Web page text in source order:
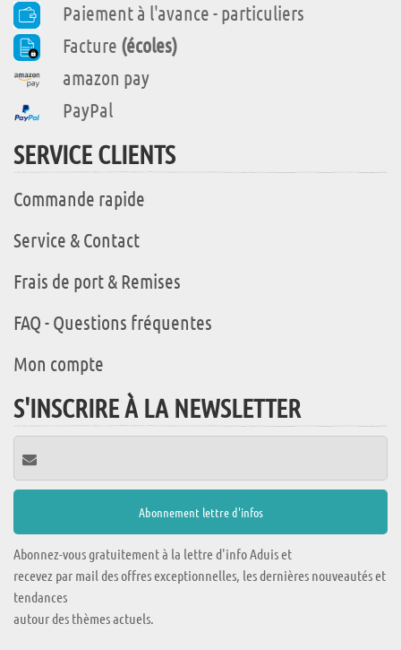
Paiement à l'avance - particuliers
Facture (écoles)
amazon pay
PayPal
SERVICE CLIENTS
Commande rapide
Service & Contact
Frais de port & Remises
FAQ - Questions fréquentes
Mon compte
S'INSCRIRE À LA NEWSLETTER
Abonnez-vous gratuitement à la lettre d'info Aduis et
recevez par mail des offres exceptionnelles, les dernières nouveautés et
tendances
autour des thèmes actuels.